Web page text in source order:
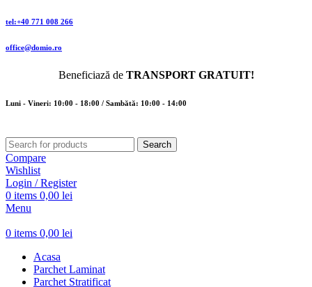
tel:+40 771 008 266
office@domio.ro
Beneficiază de TRANSPORT GRATUIT!
Luni - Vineri: 10:00 - 18:00 / Sambătă: 10:00 - 14:00
Search
Compare
Wishlist
Login / Register
0 items 0,00 lei
Menu
0 items 0,00 lei
Acasa
Parchet Laminat
Parchet Stratificat